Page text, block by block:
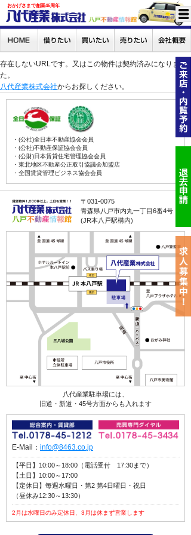
おかげさまで創業46周年
存在しないURLです。又はこの物件は契約済みになりまし
た。
八代産業株式会社からお探しください。
・(公社)全日本不動産協会会員
・(公社)不動産保証協会会員
・(公財)日本賃貸住宅管理協会会員
・東北地区不動産公正取引協議会加盟店
・全国賃貸管理ビジネス協会会員
〒031-0075
青森県八戸市内丸一丁目6番4号
(JR本八戸駅構内)
八代産業駐車場には、
旧道・新道・45号方面からも入れます
E-Mail： info@8463.co.jp
【平日】10:00～18:00（電話受付 17:30まで）
【土日】10:00～17:00
【定休日】毎週水曜日・第2 第4日曜日・祝日
（昼休み12:30～13:30）
2月は水曜日のみ定休日、3月は休まず営業します